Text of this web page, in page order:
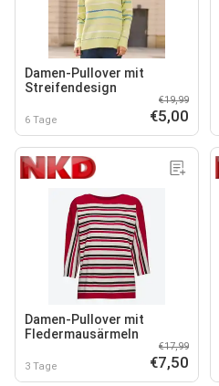
Damen-Pullover mit
Streifendesign
6 Tage
€19,99
€5,00
Damen-Pullover mit
Fledermausärmeln
3 Tage
€17,99
€7,50